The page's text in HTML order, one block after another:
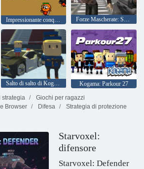
Impressionante conquista Forze Mascherate: Sopravvivenza Zombie
Salto di salto di Kogama!!
Kogama: Parkour 27
strategia
Giochi per ragazzi
Browser
Difesa
Strategia di protezione
Starvoxel:
difensore
Starvoxel: Defender